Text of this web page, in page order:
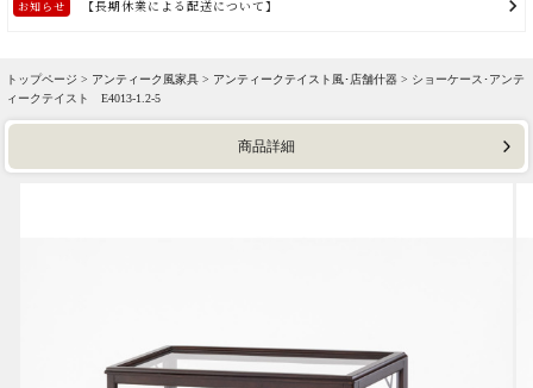
トップページ > アンティーク風家具 > アンティークテイスト風･店舗什器 > ショーケース･アンテ
ィークテイスト E4013-1.2-5
商品詳細